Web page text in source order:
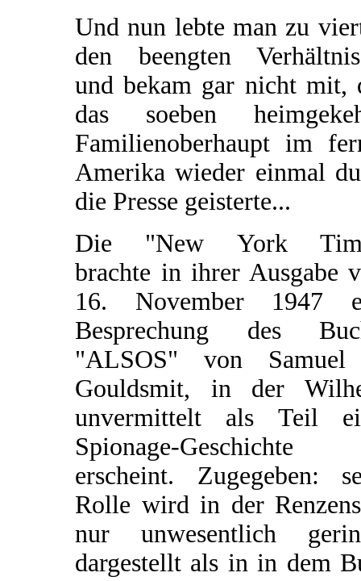
Und nun lebte man zu
den beengten
und bekam gar nicht mit,
das soeben
Familienoberhaupt im
Amerika wieder einmal
die Presse geisterte...
Die "New York
brachte in ihrer Ausgabe
16. November 1947
Besprechung des
"ALSOS" von
Gouldsmit, in der
unvermittelt als Teil
Spionage-Geschichte
erscheint. Zugegeben:
Rolle wird in der
nur unwesentlich
dargestellt als in in dem